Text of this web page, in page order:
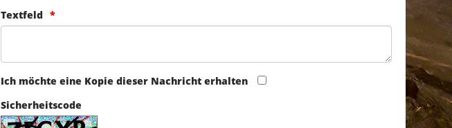
Textfeld
Ich möchte eine Kopie dieser Nachricht erhalten
Sicherheitscode